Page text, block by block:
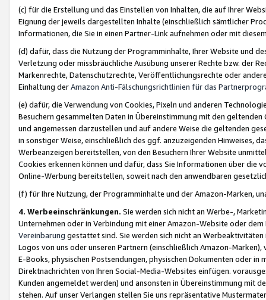
(c) für die Erstellung und das Einstellen von Inhalten, die auf Ihrer
Eignung der jeweils dargestellten Inhalte (einschließlich sämtlicher
Informationen, die Sie in einen Partner-Link aufnehmen oder mit
(d) dafür, dass die Nutzung der Programminhalte, Ihrer Website und
Verletzung oder missbräuchliche Ausübung unserer Rechte bzw. der
Markenrechte, Datenschutzrechte, Veröffentlichungsrechte oder
Einhaltung derAmazon Anti-Fälschungsrichtlinien für das
(e) dafür, die Verwendung von Cookies, Pixeln und anderen
Besuchern gesammelten Daten in Übereinstimmung mit den
und angemessen darzustellen und auf andere Weise die geltenden
in sonstiger Weise, einschließlich des ggf. anzuzeigenden Hinweises,
Werbeanzeigen bereitstellen, von den Besuchern Ihrer Website
Cookies erkennen können und dafür, dass Sie Informationen über die
Online-Werbung bereitstellen, soweit nach den anwendbaren
(f) für Ihre Nutzung, der Programminhalte und der Amazon-Marken,
4. Werbeeinschränkungen. Sie werden sich nicht an Werbe-,
Unternehmen oder in Verbindung mit einer Amazon-Website oder
Vereinbarung gestattet sind. Sie werden sich nicht an
Logos von uns oder unseren Partnern (einschließlich Amazon-
E-Books, physischen Postsendungen, physischen Dokumenten oder in
Direktnachrichten von Ihren Social-Media-Websites einfügen.
Kunden angemeldet werden) und ansonsten in Übereinstimmung mit
stehen. Auf unser Verlangen stellen Sie uns repräsentative